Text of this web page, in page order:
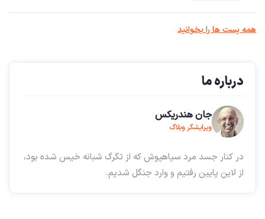
همه پست ها را بخوانید
درباره ما
جان هندریکس
ویرایشگر وبلاگ
در کنار جسد مرد سیاهپوش که از تگرگ شبانه خیس شده بود،
از لاین پایین رفتیم و وارد جنگل شدیم.